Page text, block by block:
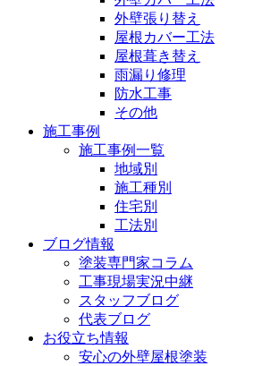
外壁張り替え
屋根カバー工法
屋根葺き替え
雨漏り修理
防水工事
その他
施工事例
施工事例一覧
地域別
施工種別
住宅別
工法別
ブログ情報
塗装専門家コラム
工事現場実況中継
スタッフブログ
代表ブログ
お役立ち情報
安心の外壁屋根塗装